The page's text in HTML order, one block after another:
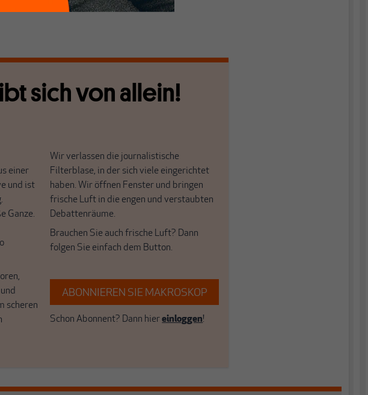
sich von allein!
einer
und ist
Ganze.
scheren
Wir verlassen die journalistische
Filterblase, in der sich viele eingerichtet
haben. Wir öffnen Fenster und bringen
frische Luft in die engen und verstaubten
Debattenräume.
Brauchen Sie auch frische Luft? Dann
folgen Sie einfach dem Button.
ABONNIEREN SIE MAKROSKOP
Schon Abonnent? Dann hier einloggen!